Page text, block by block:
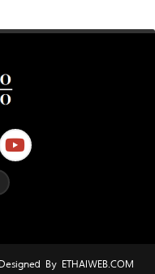
By ETHAIWEB.COM